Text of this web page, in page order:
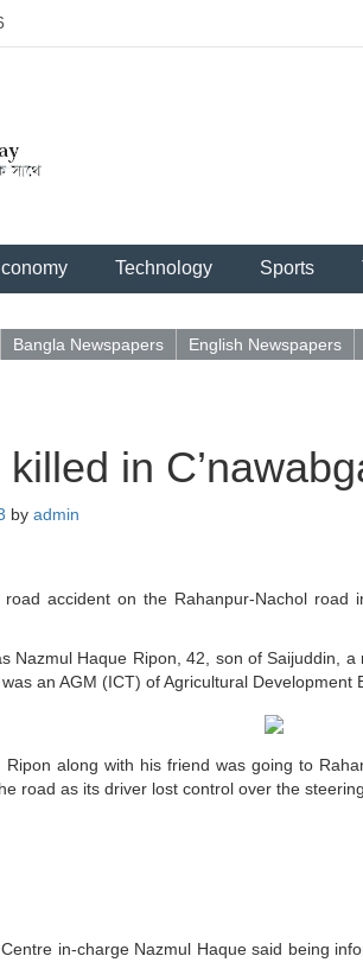
Technology Sports
Bangla Newspapers English Newspapers
in
by admin
accident on the Rahanpur-Nachol road
Nazmul Haque Ripon, 42, son of Saijuddin,
an AGM (ICT) of Agricultural Development
along with his friend was going to
road as its driver lost control over the
in-charge Nazmul Haque said being